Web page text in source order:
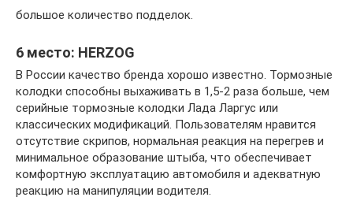
большое количество подделок.
6 место: HERZOG
В России качество бренда хорошо известно. Тормозные
колодки способны выхаживать в 1,5-2 раза больше, чем
серийные тормозные колодки Лада Ларгус или
классических модификаций. Пользователям нравится
отсутствие скрипов, нормальная реакция на перегрев и
минимальное образование штыба, что обеспечивает
комфортную эксплуатацию автомобиля и адекватную
реакцию на манипуляции водителя.